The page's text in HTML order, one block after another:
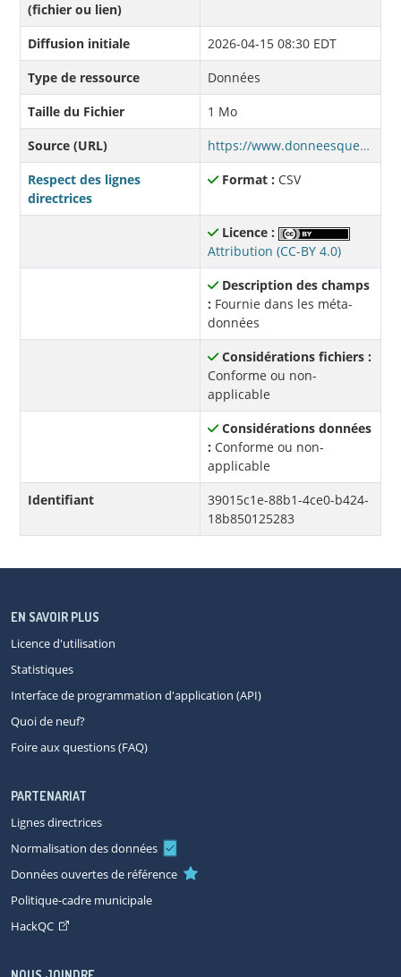
(fichier ou lien)
Diffusion initiale
2026-04-15 08:30 EDT
Type de ressource
Données
Taille du Fichier
1 Mo
Source (URL)
https://www.donneesquebec.ca/recherche/dataset/cab8ee40-9b99-40e7-865c-044df4a9fb5c/resource/39015c1e-88b1-4ce0-b424-18b850125283/download/oe-adultes-202602.csv
Respect des lignes
directrices
Format : CSV
Licence :
Attribution (CC-BY 4.0)
Description des champs
: Fournie dans les méta-
données
Considérations fichiers :
Conforme ou non-
applicable
Considérations données
: Conforme ou non-
applicable
Identifiant
39015c1e-88b1-4ce0-b424-
18b850125283
EN SAVOIR PLUS
Licence d'utilisation
Statistiques
Interface de programmation d'application (API)
Quoi de neuf?
Foire aux questions (FAQ)
PARTENARIAT
Lignes directrices
Normalisation des données
Données ouvertes de référence
Politique-cadre municipale
HackQC